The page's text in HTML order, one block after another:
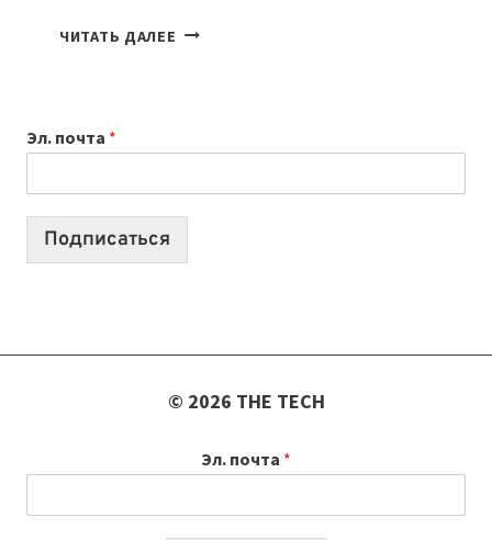
ЧИТАТЬ ДАЛЕЕ КАКОЙ
2026:
10
Эл. почта *
Подписаться
© 2026 THE TECH
Эл. почта *